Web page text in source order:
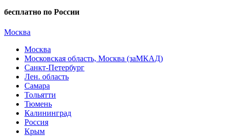
бесплатно по России
Москва
Москва
Московская область, Москва (заМКАД)
Санкт-Петербург
Лен. область
Самара
Тольятти
Тюмень
Калининград
Россия
Крым